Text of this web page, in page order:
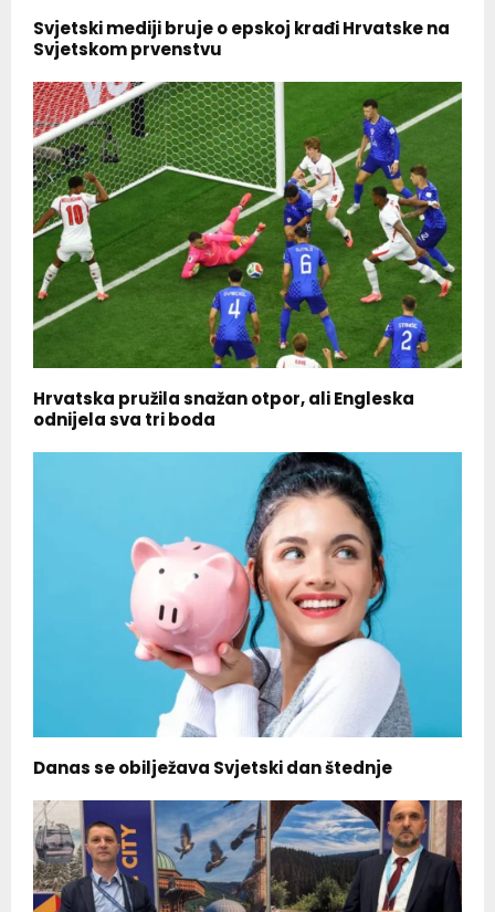
Svjetski mediji bruje o epskoj krađi Hrvatske na
Svjetskom prvenstvu
Hrvatska pružila snažan otpor, ali Engleska
odnijela sva tri boda
Danas se obilježava Svjetski dan štednje